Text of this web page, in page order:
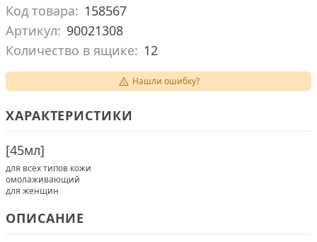
Код товара: 158567
Артикул: 90021308
Количество в ящике: 12
Нашли ошибку?
ХАРАКТЕРИСТИКИ
[45мл]
для всех типов кожи
омолаживающий
для женщин
ОПИСАНИЕ